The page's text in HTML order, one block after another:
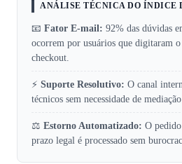
ANÁLISE TÉCNICA DO ÍNDICE
📧 Fator E‑mail: 92% das dúvidas
ocorrem por usuários que digitaram
checkout.
⚡ Suporte Resolutivo: O canal
técnicos sem necessidade de
⚖️ Estorno Automatizado: O
prazo legal é processado sem